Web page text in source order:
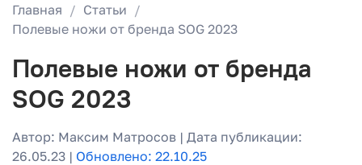
Главная
Статьи
Полевые ножи от бренда SOG 2023
Полевые ножи от бренда
SOG 2023
Автор: Максим Матросов | Дата публикации:
26.05.23 | Обновлено: 22.10.25